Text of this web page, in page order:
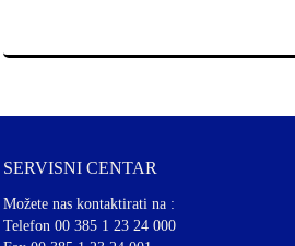
SERVISNI CENTAR
Možete nas kontaktirati na :
Telefon 00 385 1 23 24 000